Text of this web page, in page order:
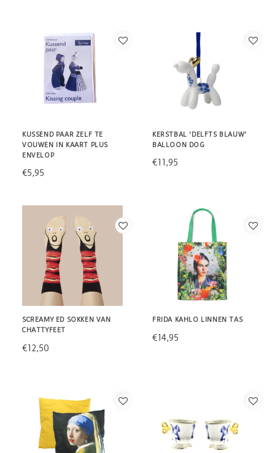
KUSSEND PAAR ZELF TE
VOUWEN IN KAART PLUS
ENVELOP
€5,95
KERSTBAL 'DELFTS BLAUW'
BALLOON DOG
€11,95
SCREAMY ED SOKKEN VAN
CHATTYFEET
€12,50
FRIDA KAHLO LINNEN TAS
€14,95